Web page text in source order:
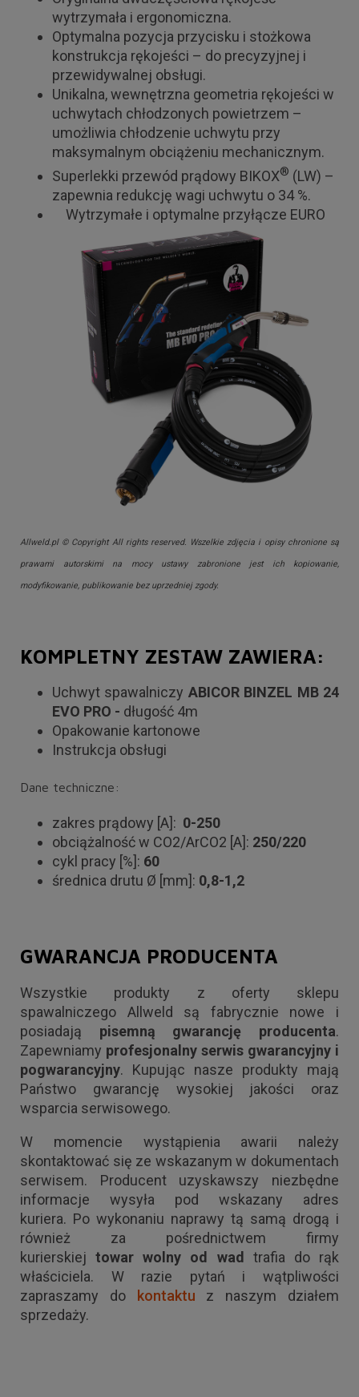
wytrzymała i ergonomiczna.
Optymalna pozycja przycisku i stożkowa
konstrukcja rękojeści – do precyzyjnej i
przewidywalnej obsługi.
Unikalna, wewnętrzna geometria rękojeści w
uchwytach chłodzonych powietrzem –
umożliwia chłodzenie uchwytu przy
maksymalnym obciążeniu mechanicznym.
Superlekki przewód prądowy BIKOX® (LW) –
zapewnia redukcję wagi uchwytu o 34 %.
Wytrzymałe i optymalne przyłącze EURO
Allweld.pl © Copyright All rights reserved. Wszelkie zdjęcia i opisy chronione są
prawami autorskimi na mocy ustawy zabronione jest ich kopiowanie,
modyfikowanie, publikowanie bez uprzedniej zgody.
KOMPLETNY ZESTAW ZAWIERA:
Uchwyt spawalniczy ABICOR BINZEL MB 24
EVO PRO - długość 4m
Opakowanie kartonowe
Instrukcja obsługi
Dane techniczne:
zakres prądowy [A]: 0-250
obciążalność w CO2/ArCO2 [A]: 250/220
cykl pracy [%]: 60
średnica drutu Ø [mm]: 0,8-1,2
GWARANCJA PRODUCENTA
Wszystkie produkty z oferty sklepu
spawalniczego Allweld są fabrycznie nowe i
posiadają pisemną gwarancję producenta.
Zapewniamy profesjonalny serwis gwarancyjny i
pogwarancyjny. Kupując nasze produkty mają
Państwo gwarancję wysokiej jakości oraz
wsparcia serwisowego.
W momencie wystąpienia awarii należy
skontaktować się ze wskazanym w dokumentach
serwisem. Producent uzyskawszy niezbędne
informacje wysyła pod wskazany adres
kuriera. Po wykonaniu naprawy tą samą drogą i
również za pośrednictwem firmy
kurierskiejtowar wolny od wad trafia do rąk
właściciela. W razie pytań i wątpliwości
zapraszamy do kontaktu z naszym działem
sprzedaży.